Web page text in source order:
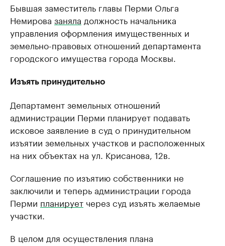
Крупные организации в
нефтегазовой промышленности
Найдите и проверьте данные в каталоге Посмотрите
Бывшая заместитель главы Перми Ольга
Немирова заняла должность начальника
управления оформления имущественных и
земельно-правовых отношений департамента
городского имущества города Москвы.
Изъять принудительно
Департамент земельных отношений
администрации Перми планирует подавать
исковое заявление в суд о принудительном
изъятии земельных участков и расположенных
на них объектах на ул. Крисанова, 12в.
Соглашение по изъятию собственники не
заключили и теперь администрации города
Перми планирует через суд изъять желаемые
участки.
В целом для осуществления плана